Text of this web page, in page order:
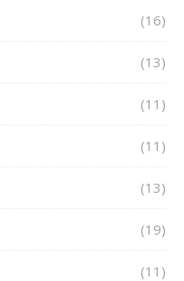
(16)
(13)
(11)
(11)
(13)
(19)
(11)